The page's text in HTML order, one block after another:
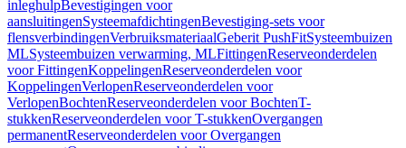
inleghulpBevestigingen voor
aansluitingenSysteemafdichtingenBevestiging-sets voor
flensverbindingenVerbruiksmateriaalGeberit PushFitSysteembuizen
MLSysteembuizen verwarming, MLFittingenReserveonderdelen
voor FittingenKoppelingenReserveonderdelen voor
KoppelingenVerlopenReserveonderdelen voor
VerlopenBochtenReserveonderdelen voor BochtenT-
stukkenReserveonderdelen voor T-stukkenOvergangen
permanentReserveonderdelen voor Overgangen